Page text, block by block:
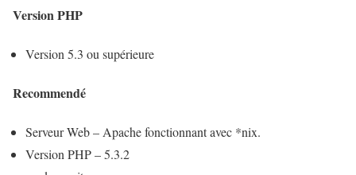
Version PHP
Version 5.3 ou supérieure
Recommendé
Serveur Web – Apache fonctionnant avec *nix.
Version PHP – 5.3.2